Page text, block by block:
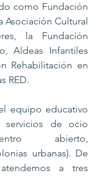
como Fundación
Asociación Cultural
la Fundación
Aldeas Infantiles
Rehabilitación en
RED.
equipo educativo
servicios de ocio
abierto,
urbanas). De
a tres